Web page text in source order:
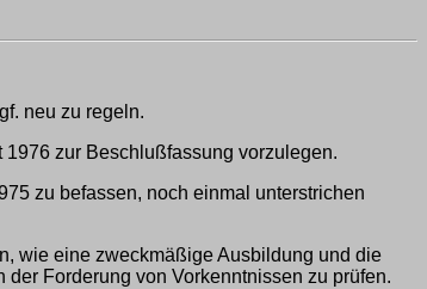
neu zu regeln.
zur Beschlußfassung vorzulegen.
zu befassen, noch einmal unterstrichen
wie eine zweckmäßige Ausbildung und die
Forderung von Vorkenntnissen zu prüfen.